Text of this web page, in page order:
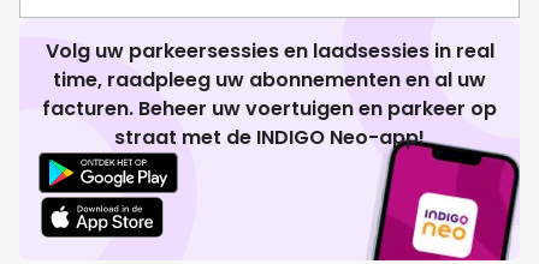
Volg uw parkeersessies en laadsessies in real
time, raadpleeg uw abonnementen en al uw
facturen. Beheer uw voertuigen en parkeer op
straat met de INDIGO Neo-app!